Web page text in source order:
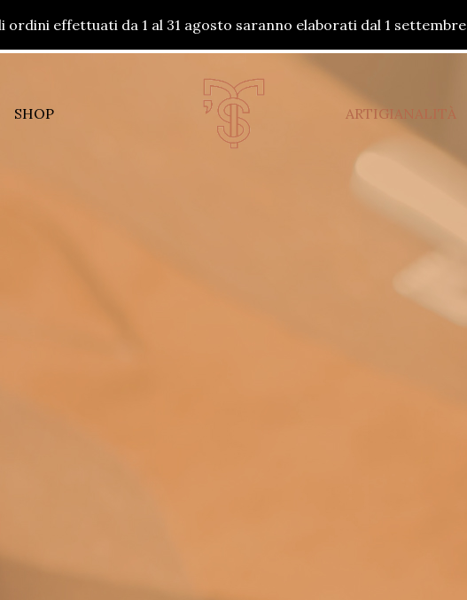
ordini effettuati da 1 al 31 agosto saranno elaborati dal 1 settembre
SHOP ARTIGIANALITÀ